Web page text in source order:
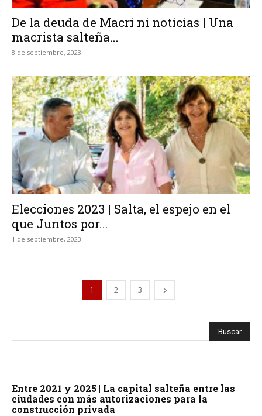
De la deuda de Macri ni noticias | Una
macrista salteña...
8 de septiembre, 2023
Elecciones 2023 | Salta, el espejo en el
que Juntos por...
1 de septiembre, 2023
1 2 3
Entre 2021 y 2025 | La capital salteña entre las
ciudades con más autorizaciones para la
construcción privada